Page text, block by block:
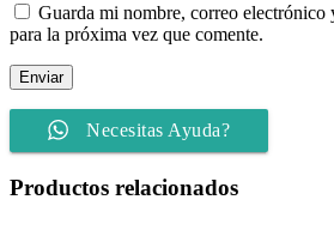
Guarda mi nombre, correo electrónico
para la próxima vez que comente.
Necesitas Ayuda?
Productos relacionados